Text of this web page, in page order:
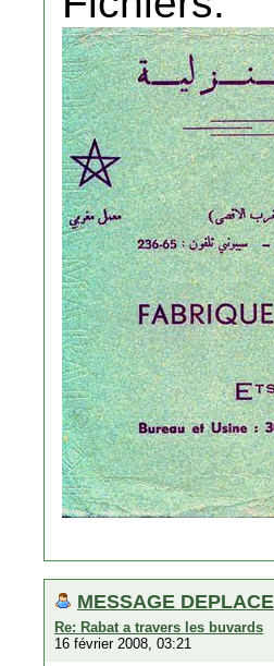
MESSAGE DEPLACE
Re: Rabat a travers les buvards
16 février 2008, 03:21